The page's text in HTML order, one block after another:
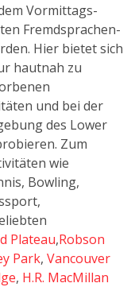
Vormittags-
Fremdsprachen-
Hier bietet sich
hautnah zu
und bei der
des Lower
Zum
wie
Bowling,
Plateau,Robson
Park, Vancouver
, H.R. MacMillan